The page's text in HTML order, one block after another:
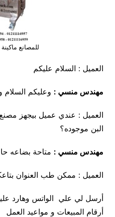
للمصانع ماكينة
العميل : السلام عليكم
مهندس منسي : وعليكم السلام
العميل : عندي عميل بيجهز مصنع
البن موجوده؟
مهندس منسي : متاحة بضاعه
العميل : ممكن طب العنوان
أرسل لي علي الواتس وهارد
أرقام المبيعات و مواعيد العمل